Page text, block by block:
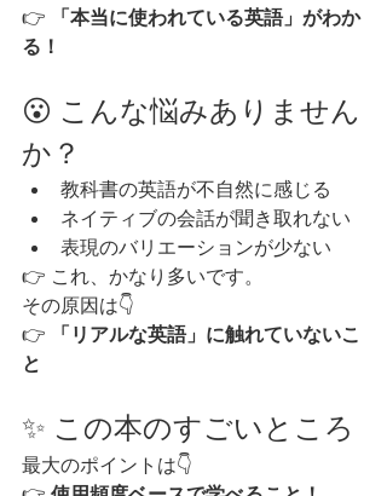
👉
「本当に使われている英語」がわか
る！
😮 こんな悩みありません
か？
教科書の英語が不自然に感じる
ネイティブの会話が聞き取れない
表現のバリエーションが少ない
👉 これ、かなり多いです。
その原因は👇
👉
「リアルな英語」に触れていないこ
と
✨ この本のすごいところ
最大のポイントは👇